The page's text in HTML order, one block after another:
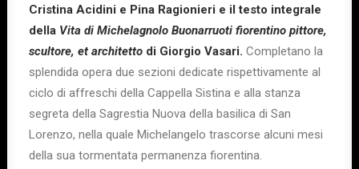
Cristina Acidini e Pina Ragionieri e il testo integrale
della Vita di Michelagnolo Buonarruoti fiorentino pittore,
scultore, et architetto di Giorgio Vasari. Completano la
splendida opera due sezioni dedicate rispettivamente al
ciclo di affreschi della Cappella Sistina e alla stanza
segreta della Sagrestia Nuova della basilica di San
Lorenzo, nella quale Michelangelo trascorse alcuni mesi
della sua tormentata permanenza fiorentina.